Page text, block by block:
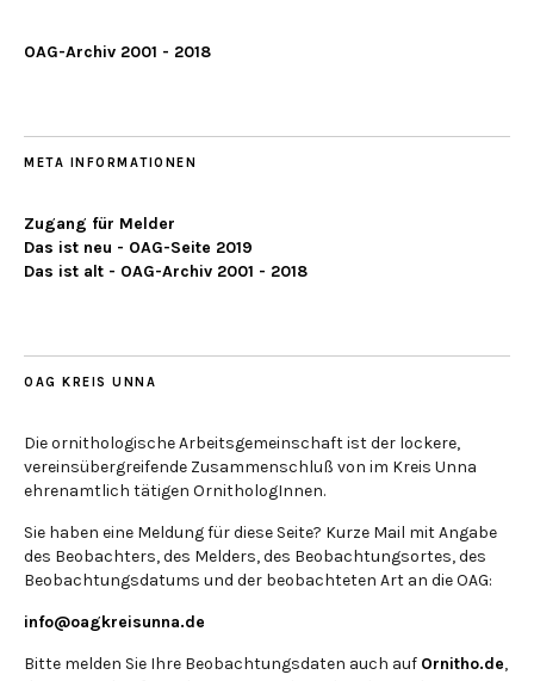
OAG-Archiv 2001 - 2018
META INFORMATIONEN
Zugang für Melder
Das ist neu - OAG-Seite 2019
Das ist alt - OAG-Archiv 2001 - 2018
OAG KREIS UNNA
Die ornithologische Arbeitsgemeinschaft ist der lockere,
vereinsübergreifende Zusammenschluß von im Kreis Unna
ehrenamtlich tätigen OrnithologInnen.
Sie haben eine Meldung für diese Seite? Kurze Mail mit Angabe
des Beobachters, des Melders, des Beobachtungsortes, des
Beobachtungsdatums und der beobachteten Art an die OAG:
info@oagkreisunna.de
Bitte melden Sie Ihre Beobachtungsdaten auch auf Ornitho.de,